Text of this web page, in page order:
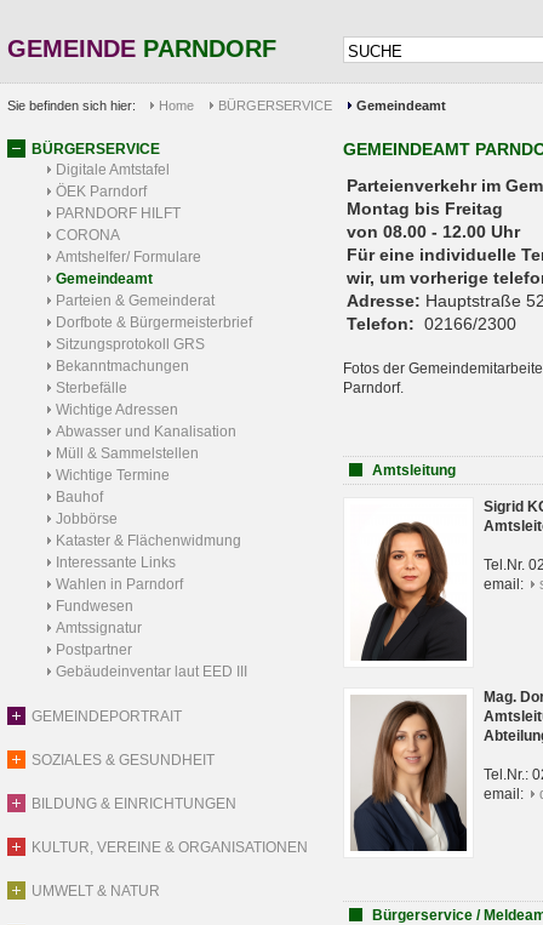
GEMEINDE PARNDORF
Sie befinden sich hier: Home BÜRGERSERVICE Gemeindeamt
BÜRGERSERVICE
Digitale Amtstafel
ÖEK Parndorf
PARNDORF HILFT
CORONA
Amtshelfer/ Formulare
Gemeindeamt
Parteien & Gemeinderat
Dorfbote & Bürgermeisterbrief
Sitzungsprotokoll GRS
Bekanntmachungen
Sterbefälle
Wichtige Adressen
Abwasser und Kanalisation
Müll & Sammelstellen
Wichtige Termine
Bauhof
Jobbörse
Kataster & Flächenwidmung
Interessante Links
Wahlen in Parndorf
Fundwesen
Amtssignatur
Postpartner
Gebäudeinventar laut EED III
GEMEINDEPORTRAIT
SOZIALES & GESUNDHEIT
BILDUNG & EINRICHTUNGEN
KULTUR, VEREINE & ORGANISATIONEN
UMWELT & NATUR
GEMEINDEAMT
Parteienverkehr
Montag bis Freitag
von 08.00 - 12.00 Uhr
Für eine individuelle
wir, um vorherige
Adresse: Hauptstraße
Telefon: 02166/2300
Fotos der
Parndorf.
Amtsleitung
Sigrid
Tel.Nr.
email:
Mag.
Tel.Nr.:
email:
Bürgerservice /